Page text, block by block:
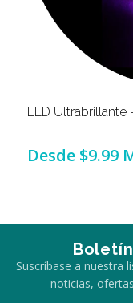
LED Ultrabrillante
Desde $9.99
Boletín
Suscríbase a nuestra
noticias,